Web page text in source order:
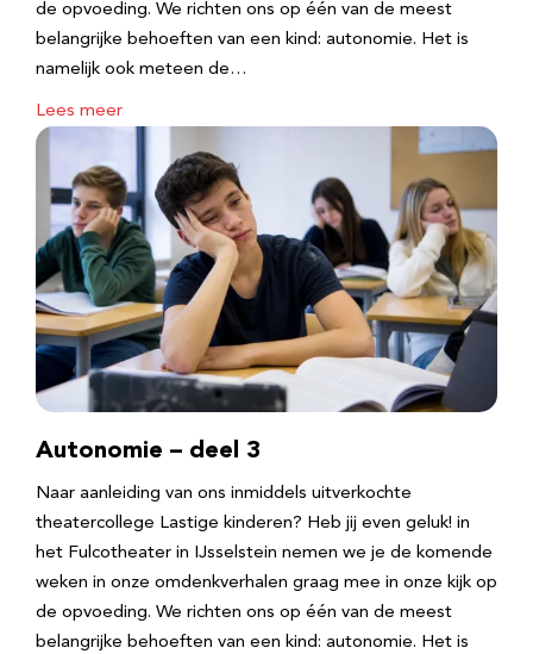
de opvoeding. We richten ons op één van de meest
belangrijke behoeften van een kind: autonomie. Het is
namelijk ook meteen de…
Lees meer
Autonomie – deel 3
Naar aanleiding van ons inmiddels uitverkochte
theatercollege Lastige kinderen? Heb jij even geluk! in
het Fulcotheater in IJsselstein nemen we je de komende
weken in onze omdenkverhalen graag mee in onze kijk op
de opvoeding. We richten ons op één van de meest
belangrijke behoeften van een kind: autonomie. Het is